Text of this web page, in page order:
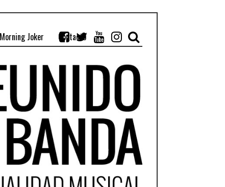
Morning Joker Contacto